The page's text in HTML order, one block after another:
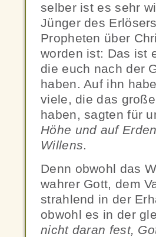
selber ist es sehr
Jünger des
Propheten über
worden ist: Das ist
die euch nach der
haben. Auf ihn
viele, die das
haben, sagten für
Höhe und auf
Willens.
Denn obwohl das
wahrer Gott, dem
strahlend in der
obwohl es in der
nicht daran fest,